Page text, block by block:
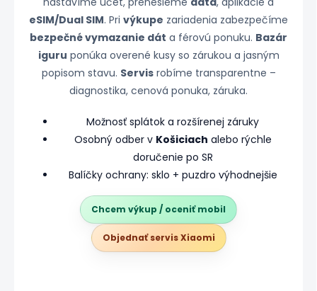
eSIM/Dual SIM. Pri výkupe zariadenia zabezpečíme
bezpečné vymazanie dát a férovú ponuku. Bazár
iguru ponúka overené kusy so zárukou a jasným
popisom stavu. Servisrobíme transparentne –
diagnostika, cenová ponuka, záruka.
Možnosť splátok a rozšírenej záruky
Osobný odber v Košiciach alebo rýchle
doručenie po SR
Balíčky ochrany: sklo + puzdro výhodnejšie
Chcem výkup / oceniť mobil
Objednať servis Xiaomi